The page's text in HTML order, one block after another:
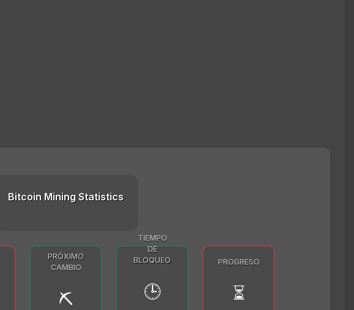
Bitcoin Mining Statistics
PRÓXIMO
CAMBIO
⛏️
TIEMPO
DE
BLOQUEO
🕒
PROGRESO
⏳